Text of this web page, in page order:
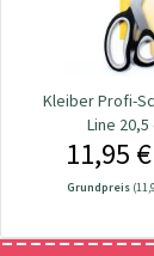
Kleiber Profi-
Line 20,5
11,95
Grundpreis